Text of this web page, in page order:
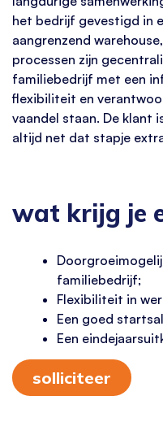
het bedrijf gevestigd in
aangrenzend
processen zijn
familiebedrijf met een
flexibiliteit en
vaandel staan. De klant
altijd net dat stapje
wat krijg je
familiebedrijf;
Flexibiliteit in
Een goed
Een
solliciteer